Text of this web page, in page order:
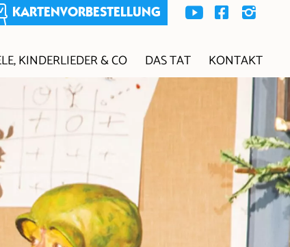
KARTENVORBESTELLUNG
KINDERLIEDER & CO DAS TAT KONTAKT